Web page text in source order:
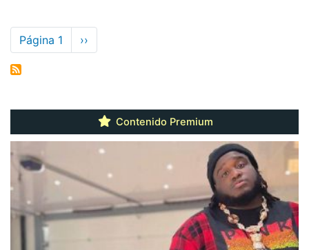
Paginación
Página 1
Siguiente
página
››
Contenido Premium